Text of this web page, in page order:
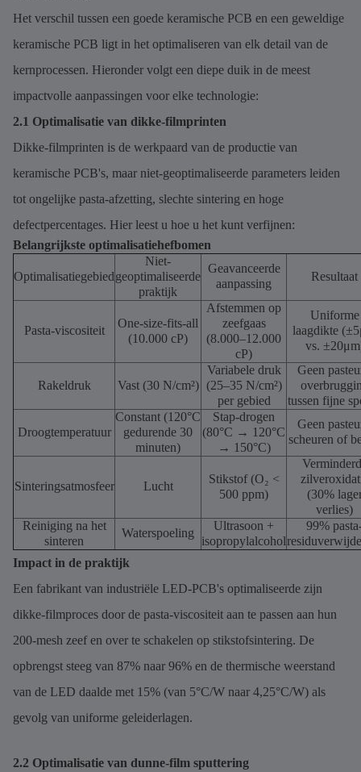
Het verschil tussen een goede keramische PCB en een geweldige
keramische PCB ligt in het optimaliseren van elk detail van de
kernprocessen. Hieronder volgt een diepe duik in de meest
impactvolle aanpassingen voor elke technologie:
2.1 Optimalisatie van dikke-filmprinten
Dikke-filmprinten is de werkpaard van de productie van
keramische PCB's, maar niet-geoptimaliseerde parameters leiden
tot ongelijke pasta-afzetting, slechte sintering en hoge
defectpercentages. Hier leest u hoe u het kunt verfijnen:
Belangrijkste optimalisatiehefbomen
Optimalisatiegebied
Niet-
geoptimaliseerde
praktijk
Geavanceerde
aanpassing
Resultaat
Pasta-viscositeit
One-size-fits-all
(10.000 cP)
Afstemmen op
zeefgaas
(8.000–12.000
cP)
Uniforme
laagdikte
vs.
Rakeldruk Vast (30 N/cm²)
Variabele druk
(25–35 N/cm²)
per gebied
Geen
tussen fijne
Droogtemperatuur
Constant (120°C
gedurende 30
minuten)
Stap-drogen
(80°C → 120°C
→ 150°C)
Geen
scheuren of
Sinteringsatmosfeer Lucht
Stikstof (O₂ <
500 ppm)
(30%
verlies)
Reiniging na het
sinteren
Waterspoeling
Ultrasoon +
isopropylalcohol
99%
Impact in de praktijk
Een fabrikant van industriële LED-PCB's optimaliseerde zijn
dikke-filmproces door de pasta-viscositeit aan te passen aan hun
200-mesh zeef en over te schakelen op stikstofsintering. De
opbrengst steeg van 87% naar 96% en de thermische weerstand
van de LED daalde met 15% (van 5°C/W naar 4,25°C/W) als
gevolg van uniforme geleiderlagen.
2.2 Optimalisatie van dunne-film sputtering